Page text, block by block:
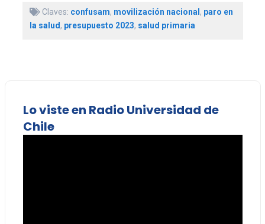
Claves: confusam, movilización nacional, paro en
la salud, presupuesto 2023, salud primaria
Lo viste en Radio Universidad de
Chile